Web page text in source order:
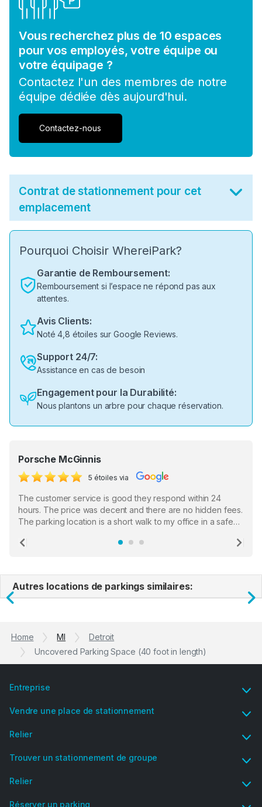
Vous recherchez plus de 10 espaces
pour vos employés, votre équipe ou
votre équipage ?
Contactez l'un des membres de notre
équipe dédiée dès aujourd'hui.
Contactez-nous
Contrat de stationnement pour cet
emplacement
Pourquoi Choisir WhereiPark?
Garantie de Remboursement:
Remboursement si l’espace ne répond pas aux
attentes.
Avis Clients:
Noté 4,8 étoiles sur Google Reviews.
Support 24/7:
Assistance en cas de besoin
Engagement pour la Durabilité:
Nous plantons un arbre pour chaque réservation.
Porsche McGinnis
5 étoiles via
The customer service is good they respond within 24
hours. The price was decent and there are no hidden fees.
The parking location is a short walk to my office in a safe
the staff who serve as a third party in distributing the
Previous
Autres locations de parkings similaires:
Previous
Home MI
Detroit
Uncovered Parking Space (40 foot in length)
Entreprise
Vendre une place de stationnement
Relier
Trouver un stationnement de groupe
Relier
Réserver un parking